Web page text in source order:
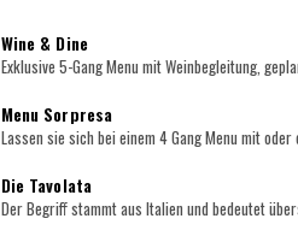
Wine & Dine
Exklusive 5-Gang Menu mit Weinbegleitung,
Menu Sorpresa
Lassen sie sich bei einem 4 Gang Menu mit oder
Die Tavolata
Der Begriff stammt aus Italien und bedeutet